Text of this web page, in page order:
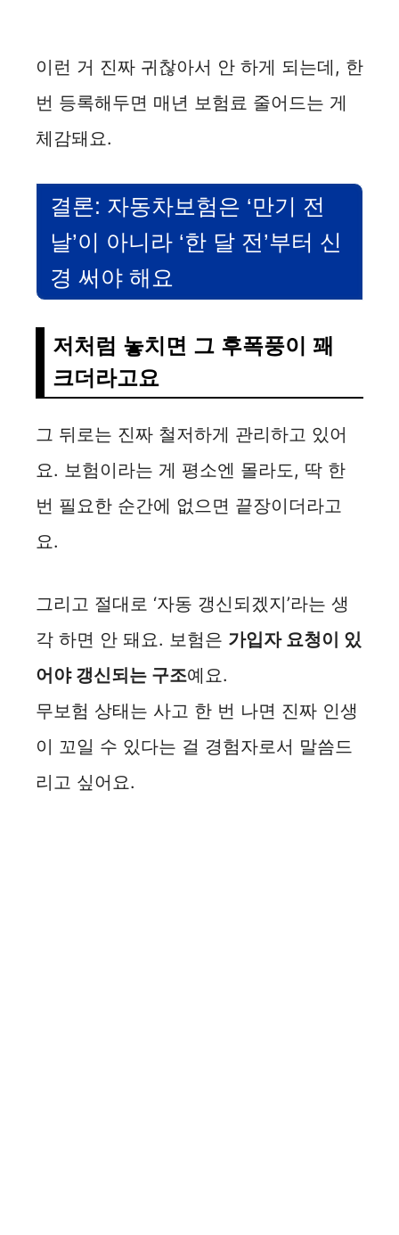
이런 거 진짜 귀찮아서 안 하게 되는데, 한
번 등록해두면 매년 보험료 줄어드는 게
체감돼요.
결론: 자동차보험은 ‘만기 전
날’이 아니라 ‘한 달 전’부터 신
경 써야 해요
저처럼 놓치면 그 후폭풍이 꽤
크더라고요
그 뒤로는 진짜 철저하게 관리하고 있어
요. 보험이라는 게 평소엔 몰라도, 딱 한
번 필요한 순간에 없으면 끝장이더라고
요.
그리고 절대로 ‘자동 갱신되겠지’라는 생
각 하면 안 돼요. 보험은 가입자 요청이 있
어야 갱신되는 구조예요.
무보험 상태는 사고 한 번 나면 진짜 인생
이 꼬일 수 있다는 걸 경험자로서 말씀드
리고 싶어요.